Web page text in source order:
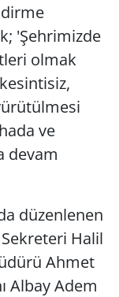
'Şehrimizde
olmak
ve
devam
düzenlenen
Halil
Ahmet
Albay Adem